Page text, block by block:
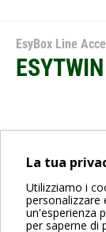
La tua
Utilizziamo i
personalizzare
un'esperienza
per saperne di
EsyBox Line
EsyBox Line